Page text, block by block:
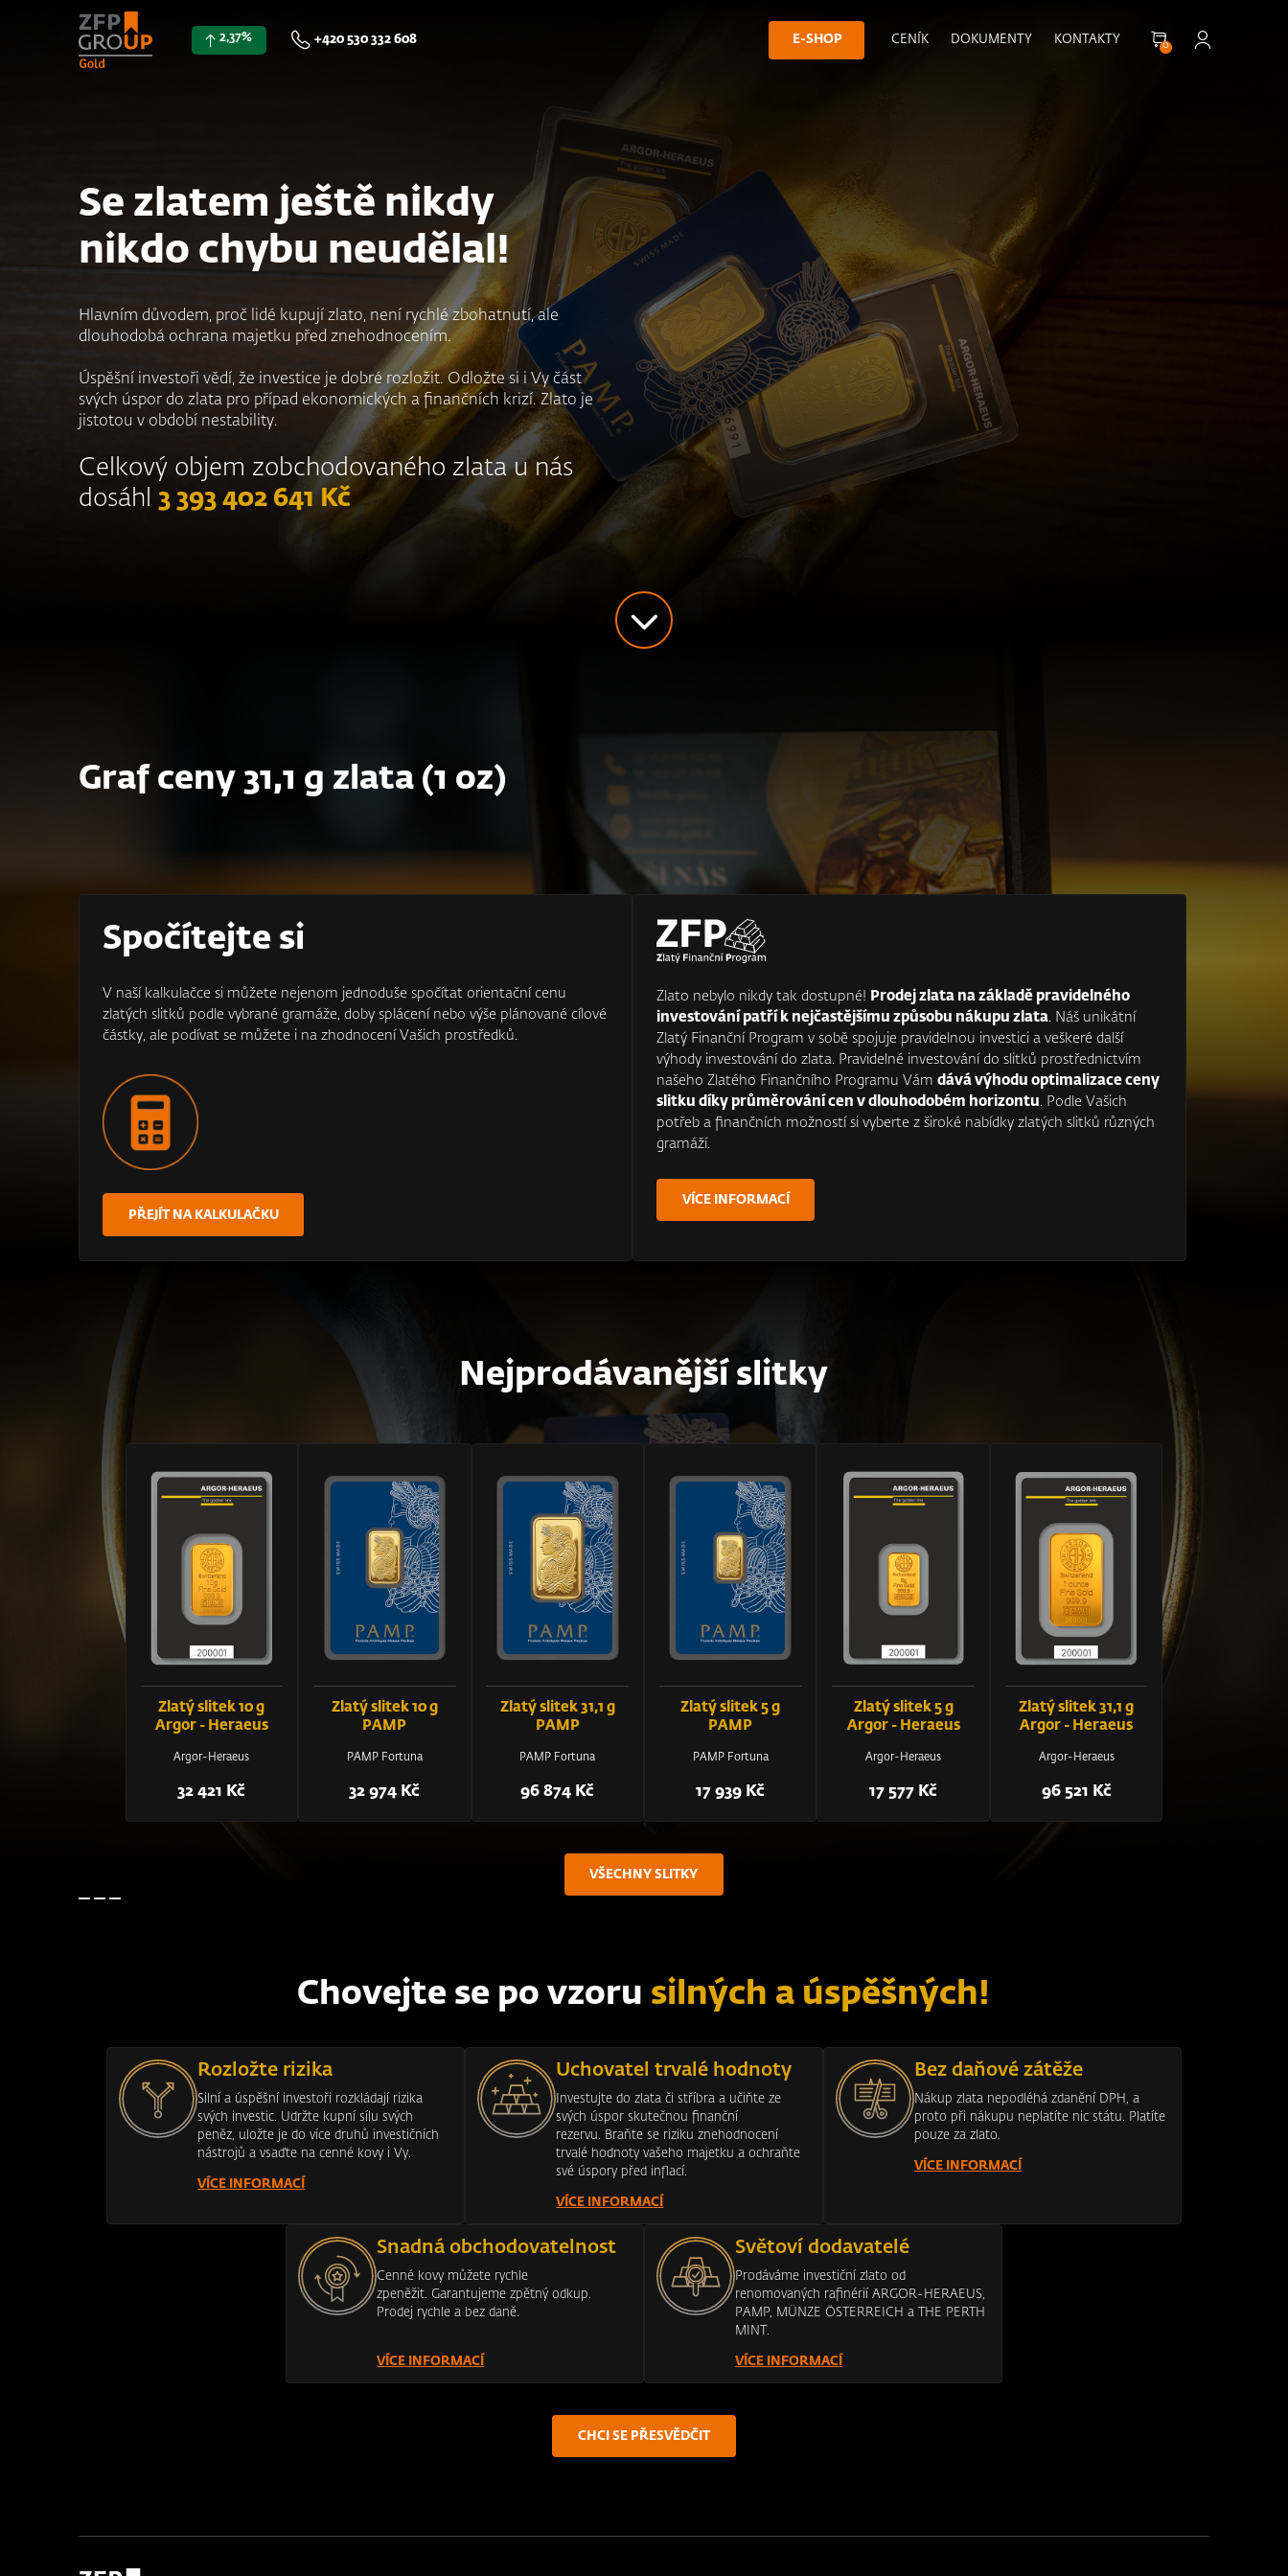
2,37% +420 530 332 608 E-SHOP CENÍK DOKUMENTY KONTAKTY 0
Se zlatem ještě nikdy
nikdo chybu neudělal!
Hlavním důvodem, proč lidé kupují zlato, není rychlé zbohatnutí, ale
dlouhodobá ochrana majetku před znehodnocením.
Úspěšní investoři vědí, že investice je dobré rozložit. Odložte si i Vy část
svých úspor do zlata pro případ ekonomických a finančních krizí. Zlato je
jistotou v období nestability.
Celkový objem zobchodovaného zlata u nás
dosáhl 3 393 402 641 Kč
Graf ceny 31,1 g zlata (1 oz)
Spočítejte si
V naší kalkulačce si můžete nejenom jednoduše spočítat orientační cenu
zlatých slitků podle vybrané gramáže, doby splácení nebo výše plánované cílové
částky, ale podívat se můžete i na zhodnocení Vašich prostředků.
PŘEJÍT NA KALKULAČKU
Zlato nebylo nikdy tak dostupné! Prodej zlata na základě pravidelného
investování patří k nejčastějšímu způsobu nákupu zlata. Náš unikátní
Zlatý Finanční Program v sobě spojuje pravidelnou investici a veškeré další
výhody investování do zlata. Pravidelné investování do slitků prostřednictvím
našeho Zlatého Finančního Programu Vámdává výhodu optimalizace ceny
slitku díky průměrování cen v dlouhodobém horizontu. Podle Vašich
potřeb a finančních možností si vyberte z široké nabídky zlatých slitků různých
gramáží.
VÍCE INFORMACÍ
Nejprodávanější slitky
Zlatý slitek 10 g
Argor - Heraeus
Argor-Heraeus
32 421 Kč
Zlatý slitek 10 g
PAMP
PAMP Fortuna
32 974 Kč
Zlatý slitek 31,1 g
PAMP
PAMP Fortuna
96 874 Kč
Zlatý slitek 5 g
PAMP
PAMP Fortuna
17 939 Kč
Zlatý slitek 5 g
Argor - Heraeus
Argor-Heraeus
17 577 Kč
Zlatý slitek 31,1 g
Argor - Heraeus
Argor-Heraeus
96 521 Kč
VŠECHNY SLITKY
Chovejte se po vzoru silných a úspěšných!
Rozložte rizika
Silní a úspěšní investoři rozkládají rizika
svých investic. Udržte kupní sílu svých
peněz, uložte je do více druhů investičních
nástrojů a vsaďte na cenné kovy i Vy.
VÍCE INFORMACÍ
Uchovatel trvalé hodnoty
Investujte do zlata či stříbra a učiňte ze
svých úspor skutečnou finanční
rezervu. Braňte se riziku znehodnocení
trvalé hodnoty vašeho majetku a ochraňte
své úspory před inflací.
VÍCE INFORMACÍ
Bez daňové zátěže
Nákup zlata nepodléhá zdanění DPH, a
proto při nákupu neplatíte nic státu. Platíte
pouze za zlato.
VÍCE INFORMACÍ
Snadná obchodovatelnost
Cenné kovy můžete rychle
zpeněžit. Garantujeme zpětný odkup.
Prodej rychle a bez daně.
VÍCE INFORMACÍ
Světoví dodavatelé
Prodáváme investiční zlato od
renomovaných rafinérií ARGOR-HERAEUS,
PAMP, MÜNZE ÖSTERREICH a THE PERTH
MINT.
VÍCE INFORMACÍ
CHCI SE PŘESVĚDČIT